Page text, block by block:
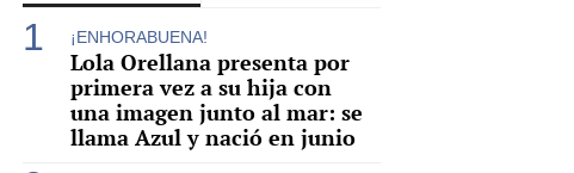
¡ENHORABUENA!
Lola Orellana presenta por
primera vez a su hija con
una imagen junto al mar: se
llama Azul y nació en junio